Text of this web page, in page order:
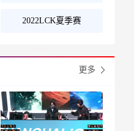
2022LCK夏季赛
更多